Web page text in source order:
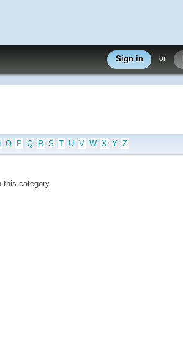
Sign in or
O P Q R S T U V W X Y Z
this category.